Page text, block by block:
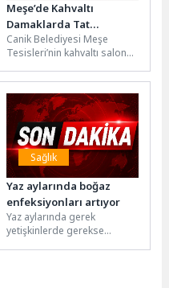
Meşe’de Kahvaltı
Damaklarda Tat
Bırakıyor
Canik Belediyesi Meşe
Tesisleri’nin kahvaltı salonu
lezzetleriyle vatandaşların
uğrak noktası...
Sağlık
Yaz aylarında boğaz
enfeksiyonları artıyor
Yaz aylarında gerek
yetişkinlerde gerekse